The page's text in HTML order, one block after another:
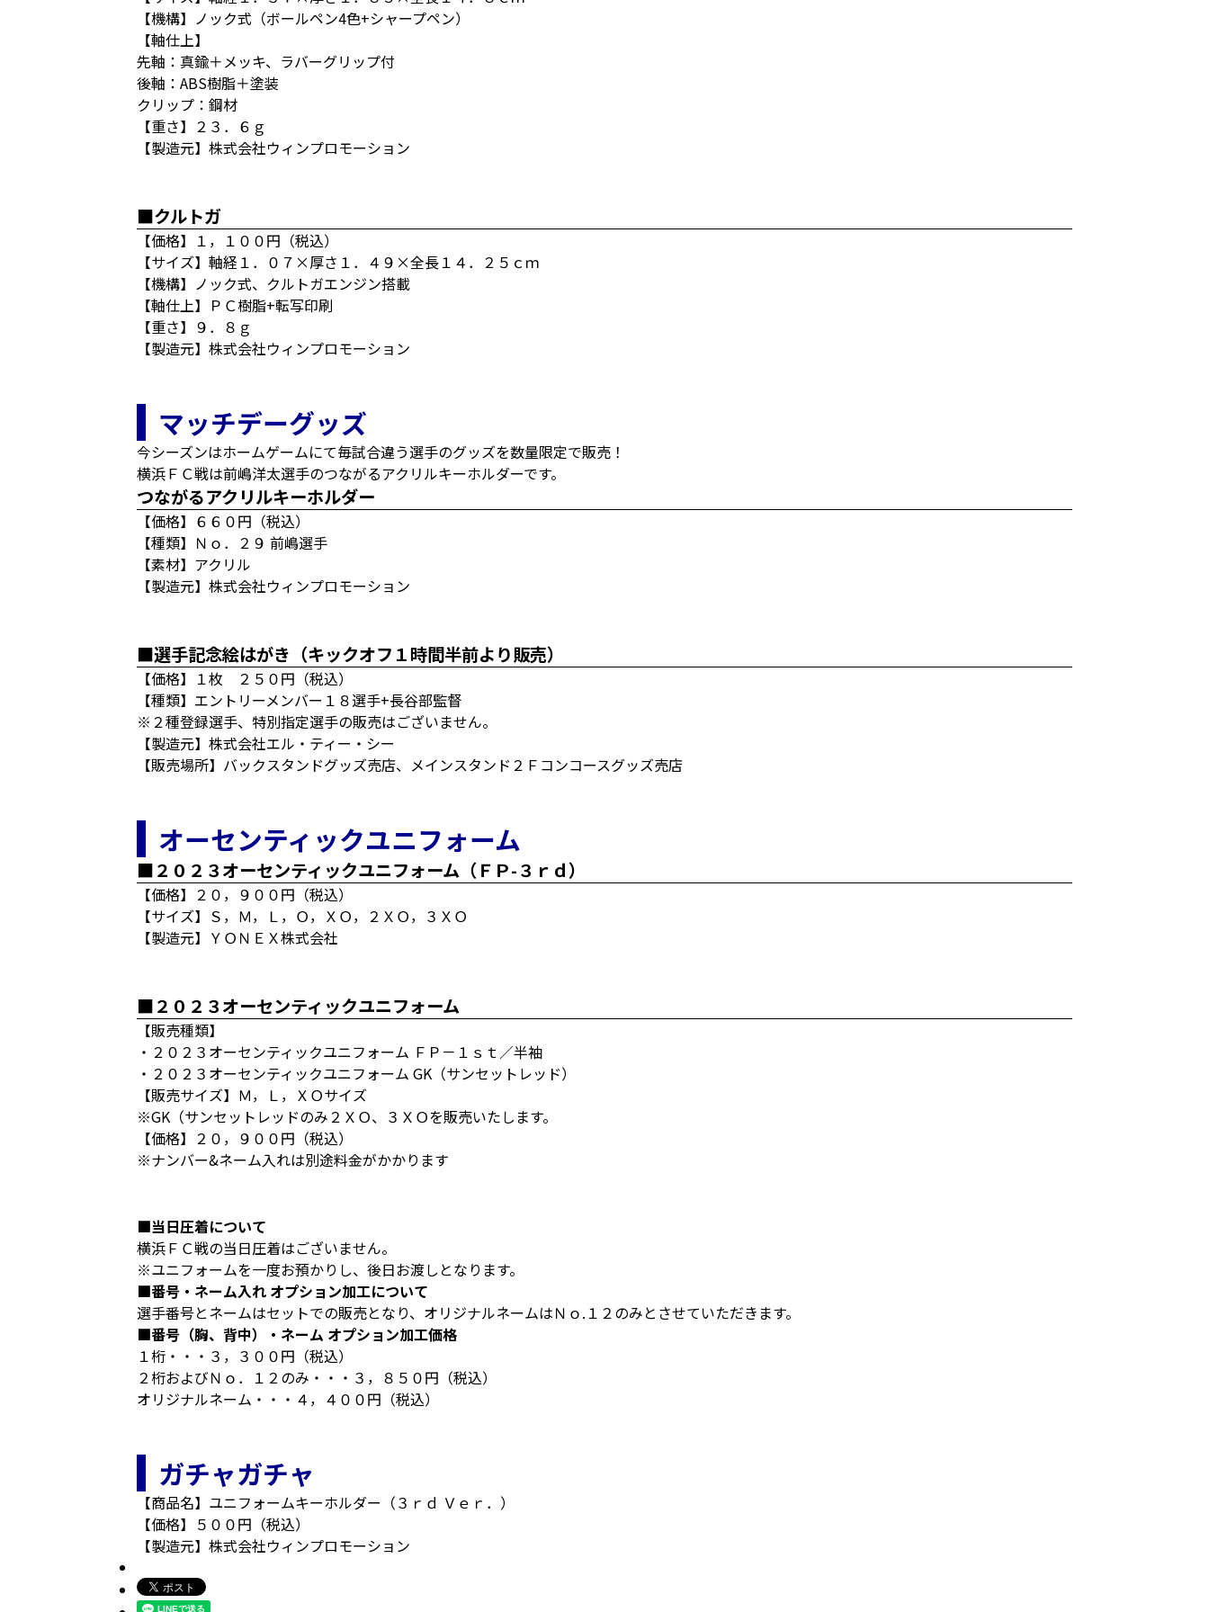
【機構】ノック式（ボールペン4色+シャープペン）
【軸仕上】
先軸：真鍮＋メッキ、ラバーグリップ付
後軸：ABS樹脂＋塗装
クリップ：鋼材
【重さ】２３．６ｇ
【製造元】株式会社ウィンプロモーション
■クルトガ
【価格】１，１００円（税込）
【サイズ】軸経１．０７×厚さ１．４９×全長１４．２５ｃｍ
【機構】ノック式、クルトガエンジン搭載
【軸仕上】ＰＣ樹脂+転写印刷
【重さ】９．８ｇ
【製造元】株式会社ウィンプロモーション
マッチデーグッズ
今シーズンはホームゲームにて毎試合違う選手のグッズを数量限定で販売！
横浜ＦＣ戦は前嶋洋太選手のつながるアクリルキーホルダーです。
つながるアクリルキーホルダー
【価格】６６０円（税込）
【種類】Ｎｏ．２９ 前嶋選手
【素材】アクリル
【製造元】株式会社ウィンプロモーション
■選手記念絵はがき（キックオフ１時間半前より販売）
【価格】１枚 ２５０円（税込）
【種類】エントリーメンバー１８選手+長谷部監督
※２種登録選手、特別指定選手の販売はございません。
【製造元】株式会社エル・ティー・シー
【販売場所】バックスタンドグッズ売店、メインスタンド２Ｆコンコースグッズ売店
オーセンティックユニフォーム
■２０２３オーセンティックユニフォーム（ＦＰ-３ｒｄ）
【価格】２０，９００円（税込）
【サイズ】Ｓ，Ｍ，Ｌ，Ｏ，ＸＯ，２ＸＯ，３ＸＯ
【製造元】ＹＯＮＥＸ株式会社
■２０２３オーセンティックユニフォーム
【販売種類】
・２０２３オーセンティックユニフォーム ＦＰ－１ｓｔ／半袖
・２０２３オーセンティックユニフォーム GK（サンセットレッド）
【販売サイズ】Ｍ，Ｌ，ＸＯサイズ
※GK（サンセットレッドのみ２ＸＯ、３ＸＯを販売いたします。
【価格】２０，９００円（税込）
※ナンバー&ネーム入れは別途料金がかかります
■当日圧着について
横浜ＦＣ戦の当日圧着はございません。
※ユニフォームを一度お預かりし、後日お渡しとなります。
■番号・ネーム入れ オプション加工について
選手番号とネームはセットでの販売となり、オリジナルネームはＮｏ.１２のみとさせていただきます。
■番号（胸、背中）・ネーム オプション加工価格
１桁・・・３，３００円（税込）
２桁およびＮｏ．１２のみ・・・３，８５０円（税込）
オリジナルネーム・・・４，４００円（税込）
ガチャガチャ
【商品名】ユニフォームキーホルダー（３ｒｄ Ｖｅｒ．）
【価格】５００円（税込）
【製造元】株式会社ウィンプロモーション